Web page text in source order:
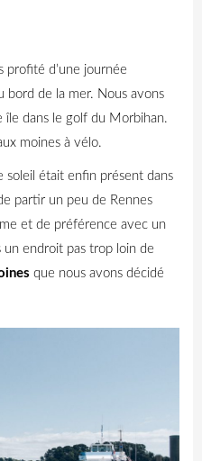
profité d’une journée
bord de la mer. Nous avons
dans le golf du Morbihan.
moines à vélo.
soleil était enfin présent dans
partir un peu de Rennes
et de préférence avec un
endroit pas trop loin de
que nous avons décidé